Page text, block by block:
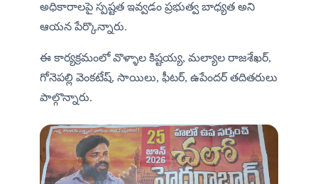
అధికారాలపై స్పష్టత ఇవ్వడం ప్రభుత్వ బాధ్యత అని
ఆయన పేర్కొన్నారు.
ఈ కార్యక్రమంలో వొళ్ళాల కిష్టయ్య, మల్యాల రాజశేఖర్,
గోనెపల్లి వెంకటేష్, సాయిలు, ఫీటర్, ఉపేందర్ తదితరులు
పాల్గొన్నారు.